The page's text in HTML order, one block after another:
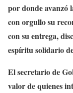
por donde avanzó
con orgullo su
con su entrega,
espíritu solidario
El secretario de
valor de quienes